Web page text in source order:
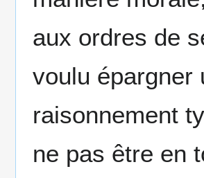
aux ordres de
voulu épargner
raisonnement
ne pas être en